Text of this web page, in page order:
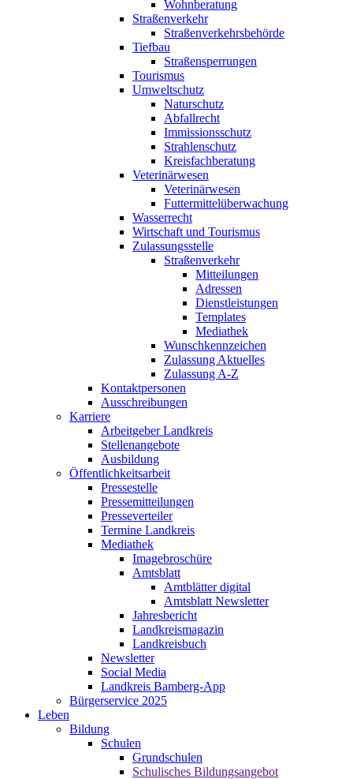
Wohnberatung
Straßenverkehr
Straßenverkehrsbehörde
Tiefbau
Straßensperrungen
Tourismus
Umweltschutz
Naturschutz
Abfallrecht
Immissionsschutz
Strahlenschutz
Kreisfachberatung
Veterinärwesen
Veterinärwesen
Futtermittelüberwachung
Wasserrecht
Wirtschaft und Tourismus
Zulassungsstelle
Straßenverkehr
Mitteilungen
Adressen
Dienstleistungen
Templates
Mediathek
Wunschkennzeichen
Zulassung Aktuelles
Zulassung A-Z
Kontaktpersonen
Ausschreibungen
Karriere
Arbeitgeber Landkreis
Stellenangebote
Ausbildung
Öffentlichkeitsarbeit
Pressestelle
Pressemitteilungen
Presseverteiler
Termine Landkreis
Mediathek
Imagebroschüre
Amtsblatt
Amtblätter digital
Amtsblatt Newsletter
Jahresbericht
Landkreismagazin
Landkreisbuch
Newsletter
Social Media
Landkreis Bamberg-App
Bürgerservice 2025
Leben
Bildung
Schulen
Grundschulen
Schulisches Bildungsangebot